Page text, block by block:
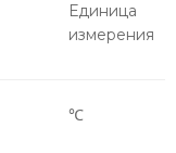
Единица
измерения
℃